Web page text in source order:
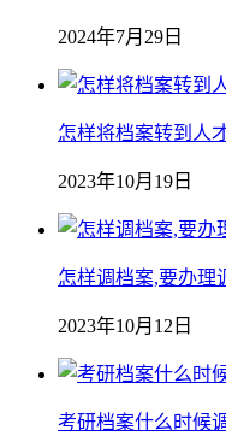
2024年7月29日
怎样将档案转到人
2023年10月19日
怎样调档案,要办理
2023年10月12日
考研档案什么时候